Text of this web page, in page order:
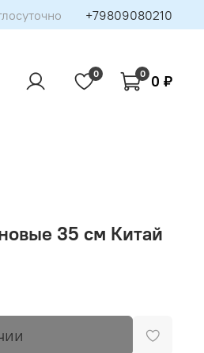
+79809080210
0 0 0 ₽
35 см Китай